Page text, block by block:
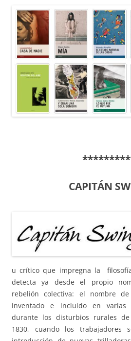
CAPITÁN
u crítico que impregna la
detecta ya desde el propio
rebelión colectiva: el nombre
inventado e incluido en varias
durante los disturbios rurales
1830, cuando los trabajadores